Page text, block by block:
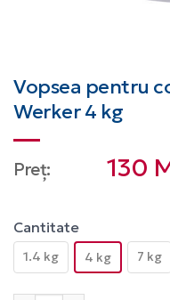
Vopsea pentru
Werker 4 kg
Preț: 130
Cantitate
1.4 kg 4 kg 7 kg